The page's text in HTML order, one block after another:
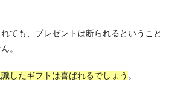
ても、プレゼントは断られるということ
。
したギフトは喜ばれるでしょう 。